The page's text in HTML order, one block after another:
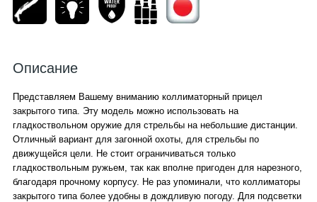
Описание
Представляем Вашему вниманию коллиматорный прицел
закрытого типа. Эту модель можно использовать на
гладкоствольном оружие для стрельбы на небольшие дистанции.
Отличный вариант для загонной охоты, для стрельбы по
движущейся цели. Не стоит ограничиваться только
гладкоствольным ружьем, так как вполне пригоден для нарезного,
благодаря прочному корпусу. Не раз упоминали, что коллиматоры
закрытого типа более удобны в дождливую погоду. Для подсветки